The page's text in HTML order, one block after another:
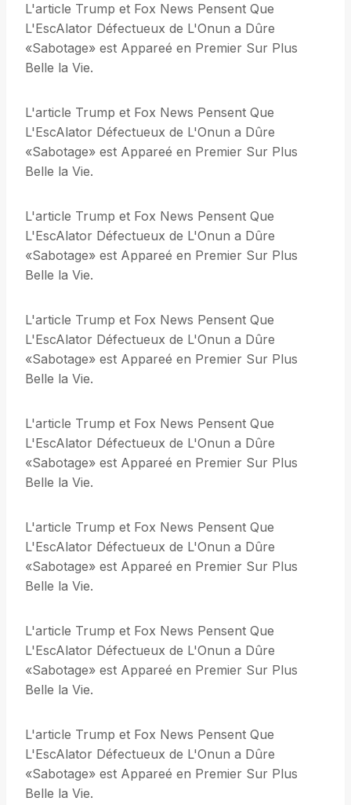
L'article Trump et Fox News Pensent Que
L'EscAlator Défectueux de L'Onun a Dûre
«Sabotage» est Appareé en Premier Sur Plus
Belle la Vie.
L'article Trump et Fox News Pensent Que
L'EscAlator Défectueux de L'Onun a Dûre
«Sabotage» est Appareé en Premier Sur Plus
Belle la Vie.
L'article Trump et Fox News Pensent Que
L'EscAlator Défectueux de L'Onun a Dûre
«Sabotage» est Appareé en Premier Sur Plus
Belle la Vie.
L'article Trump et Fox News Pensent Que
L'EscAlator Défectueux de L'Onun a Dûre
«Sabotage» est Appareé en Premier Sur Plus
Belle la Vie.
L'article Trump et Fox News Pensent Que
L'EscAlator Défectueux de L'Onun a Dûre
«Sabotage» est Appareé en Premier Sur Plus
Belle la Vie.
L'article Trump et Fox News Pensent Que
L'EscAlator Défectueux de L'Onun a Dûre
«Sabotage» est Appareé en Premier Sur Plus
Belle la Vie.
L'article Trump et Fox News Pensent Que
L'EscAlator Défectueux de L'Onun a Dûre
«Sabotage» est Appareé en Premier Sur Plus
Belle la Vie.
L'article Trump et Fox News Pensent Que
L'EscAlator Défectueux de L'Onun a Dûre
«Sabotage» est Appareé en Premier Sur Plus
Belle la Vie.